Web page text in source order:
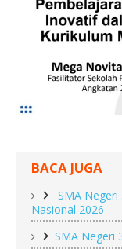
BACA JUGA
SMA
Nasional 2026
SMA Negeri